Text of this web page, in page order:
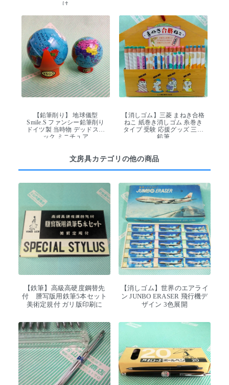
け
【鉛筆削り】 地球儀型
Smile.S ファンシー鉛筆削り
ドイツ製 当時物 デッドスト
ック ミニチュア
【消しゴム】三菱 まねき合格
ねこ 紙巻き消しゴム 糸巻き
タイプ 受験 応援グッズ 三菱
鉛筆
文房具カテゴリの他の商品
【鉄筆】高級高硬度鋼替先
付 謄写版用鉄筆5本セット
美術定規付 ガリ版印刷に
【消しゴム】世界のエアライ
ン JUNBO ERASER 飛行機デ
ザイン 3色展開